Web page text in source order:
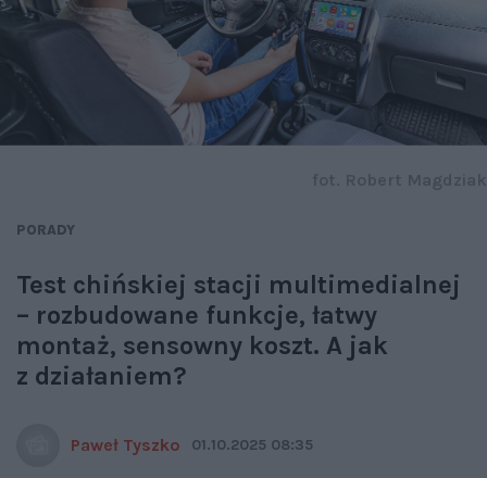
PORADY
Test chińskiej stacji multimedialnej
– rozbudowane funkcje, łatwy
montaż, sensowny koszt. A jak
z działaniem?
Paweł Tyszko 01.10.2025 08:35